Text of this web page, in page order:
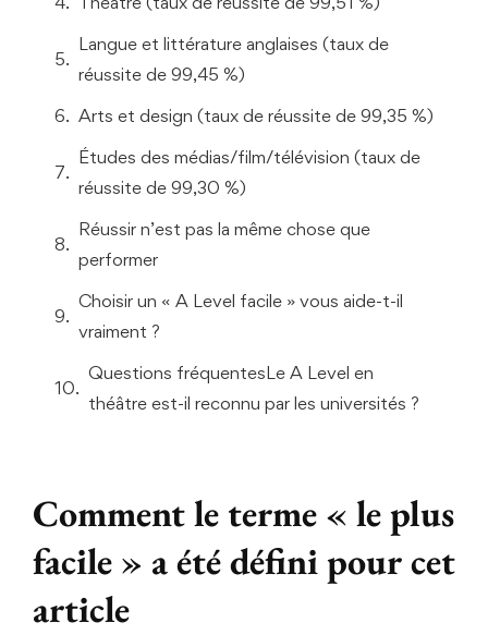
Langue et littérature anglaises (taux de
réussite de 99,45 %)
Arts et design (taux de réussite de 99,35 %)
Études des médias/film/télévision (taux de
réussite de 99,30 %)
Réussir n’est pas la même chose que
performer
Choisir un « A Level facile » vous aide-t-il
vraiment ?
Questions fréquentesLe A Level en
théâtre est-il reconnu par les universités ?
Comment le terme « le plus
facile » a été défini pour cet
article